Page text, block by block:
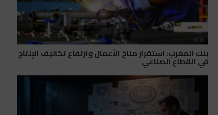
بنك المغرب: استقرار مناخ الأعمال وارتفاع تكاليف الإنتاج
في القطاع الصناعي